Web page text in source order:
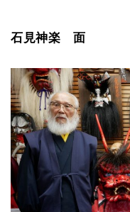
石見神楽 面